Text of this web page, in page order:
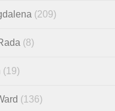
(209)
(8)
(19)
(136)